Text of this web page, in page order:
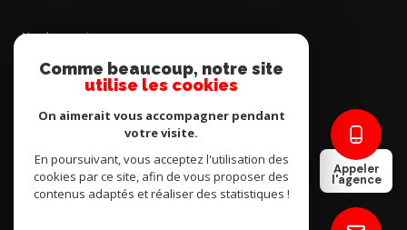
Appeler
l'agence
Nos honoraires
Cookies
Comme beaucoup, notre site
utilise les cookies
On aimerait vous accompagner pendant
votre visite.
En poursuivant, vous acceptez l'utilisation des
cookies par ce site, afin de vous proposer des
contenus adaptés et réaliser des statistiques !